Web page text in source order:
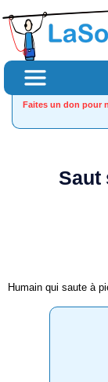
Faites un don pour
Saut
Humain qui saute à